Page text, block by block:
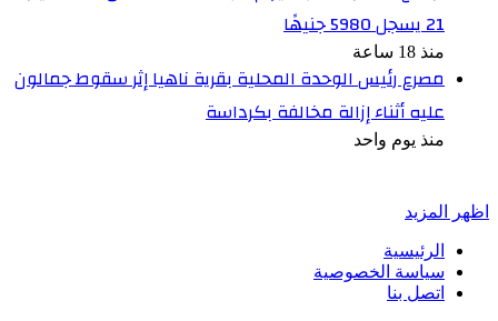
21 يسجل 5980 جنيهًا
منذ 18 ساعة
مصرع رئيس الوحدة المحلية بقرية ناهيا إثر سقوط جمالون
عليه أثناء إزالة مخالفة بكرداسة
منذ يوم واحد
اظهر المزيد
الرئيسية
سياسة الخصوصية
اتصل بنا